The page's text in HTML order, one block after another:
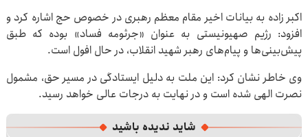
اکبر زاده به بیانات اخیر مقام معظم رهبری در خصوص حج اشاره کرد و
افزود: رژیم صهیونیستی به عنوان «جرثومه فساد» بوده که طبق
پیش‌بینی‌ها و پیام‌های رهبر شهید انقلاب، در حال افول است.
وی خاطر نشان کرد: این ملت به دلیل ایستادگی در مسیر حق، مشمول
نصرت الهی شده است و در نهایت به درجات عالی خواهد رسید.
شاید ندیده باشید